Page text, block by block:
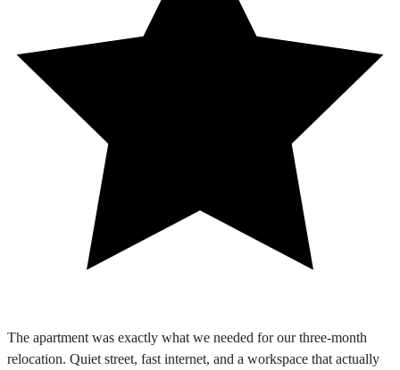
The apartment was exactly what we needed for our three-month
relocation. Quiet street, fast internet, and a workspace that actually